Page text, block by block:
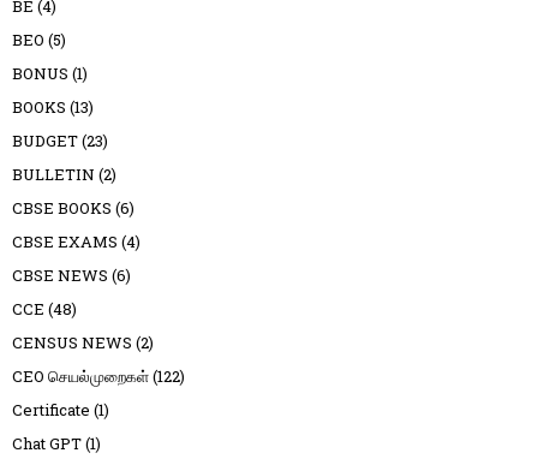
BE (4)
BEO (5)
BONUS (1)
BOOKS (13)
BUDGET(23)
BULLETIN (2)
CBSE BOOKS (6)
CBSE EXAMS (4)
CBSE NEWS (6)
CCE (48)
CENSUS NEWS (2)
CEO செயல்முறைகள்(122)
Certificate (1)
Chat GPT(1)